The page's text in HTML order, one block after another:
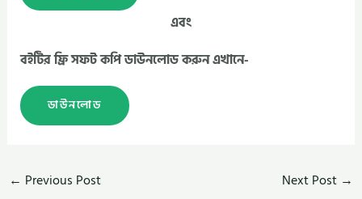
এবং
বইটির ফ্রি সফট কপি ডাউনলোড করুন এখানে-
ডাউনলোড
← Previous Post Next Post →